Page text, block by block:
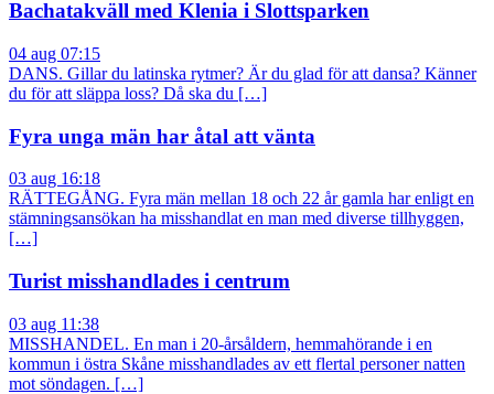
Bachatakväll med Klenia i Slottsparken
04 aug 07:15
DANS. Gillar du latinska rytmer? Är du glad för att dansa? Känner
du för att släppa loss? Då ska du […]
Fyra unga män har åtal att vänta
03 aug 16:18
RÄTTEGÅNG. Fyra män mellan 18 och 22 år gamla har enligt en
stämningsansökan ha misshandlat en man med diverse tillhyggen,
[…]
Turist misshandlades i centrum
03 aug 11:38
MISSHANDEL. En man i 20-årsåldern, hemmahörande i en
kommun i östra Skåne misshandlades av ett flertal personer natten
mot söndagen. […]